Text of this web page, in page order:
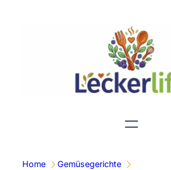
Home
Gemüsegerichte